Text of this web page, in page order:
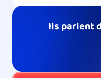
Ils parlent